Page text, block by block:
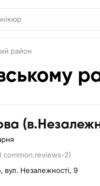
район
common.reviews-2)
вул. Незалежності, 9